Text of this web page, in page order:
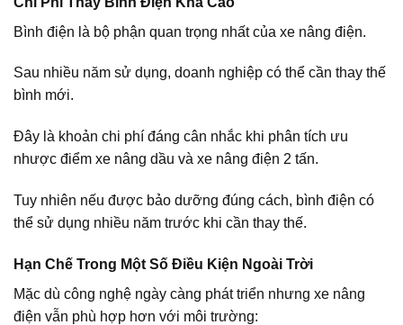
Bình điện là bộ phận quan trọng nhất của xe nâng điện.
Sau nhiều năm sử dụng, doanh nghiệp có thể cần thay thế
bình mới.
Đây là khoản chi phí đáng cân nhắc khi phân tích ưu
nhược điểm xe nâng dầu và xe nâng điện 2 tấn.
Tuy nhiên nếu được bảo dưỡng đúng cách, bình điện có
thể sử dụng nhiều năm trước khi cần thay thế.
Hạn Chế Trong Một Số Điều Kiện Ngoài Trời
Mặc dù công nghệ ngày càng phát triển nhưng xe nâng
điện vẫn phù hợp hơn với môi trường: